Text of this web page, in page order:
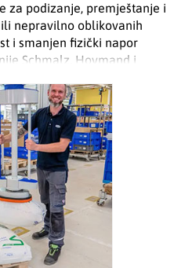
za podizanje, premještanje i
nepravilno oblikovanih
i smanjen fizički napor
Schmalz, Hovmand i